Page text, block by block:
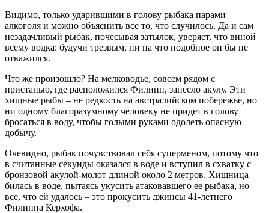
Видимо, только ударившими в голову рыбака парами
алкоголя и можно объяснить все то, что случилось. Да и сам
незадачливый рыбак, почесывая затылок, уверяет, что виной
всему водка: будучи трезвым, ни на что подобное он бы не
отважился.
Что же произошло? На мелководье, совсем рядом с
пристанью, где расположился Филипп, занесло акулу. Эти
хищные рыбы – не редкость на австралийском побережье, но
ни одному благоразумному человеку не придет в голову
бросаться в воду, чтобы голыми руками одолеть опасную
добычу.
Очевидно, рыбак почувствовал себя суперменом, потому что
в считанные секунды оказался в воде и вступил в схватку с
бронзовой акулой-молот длиной около 2 метров. Хищница
билась в воде, пытаясь укусить атаковавшего ее рыбака, но
все, что ей удалось – это прокусить джинсы 41-летнего
Филиппа Керхофа.